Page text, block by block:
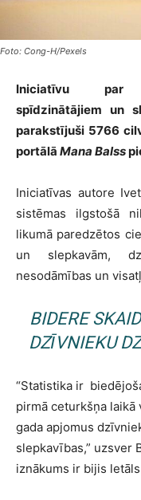
Foto: Cong-H/Pexels
Iniciatīvu par
spīdzinātājiem un
parakstījuši 5766
portālā Mana Balss
Iniciatīvas autore
sistēmas ilgstošā
likumā paredzētos
un slepkavām,
nesodāmības un
BIDERE
DZĪVNIEKU
“Statistika ir
pirmā ceturkšņa laikā
gada apjomus
slepkavības,” uzsver
iznākums ir bijis